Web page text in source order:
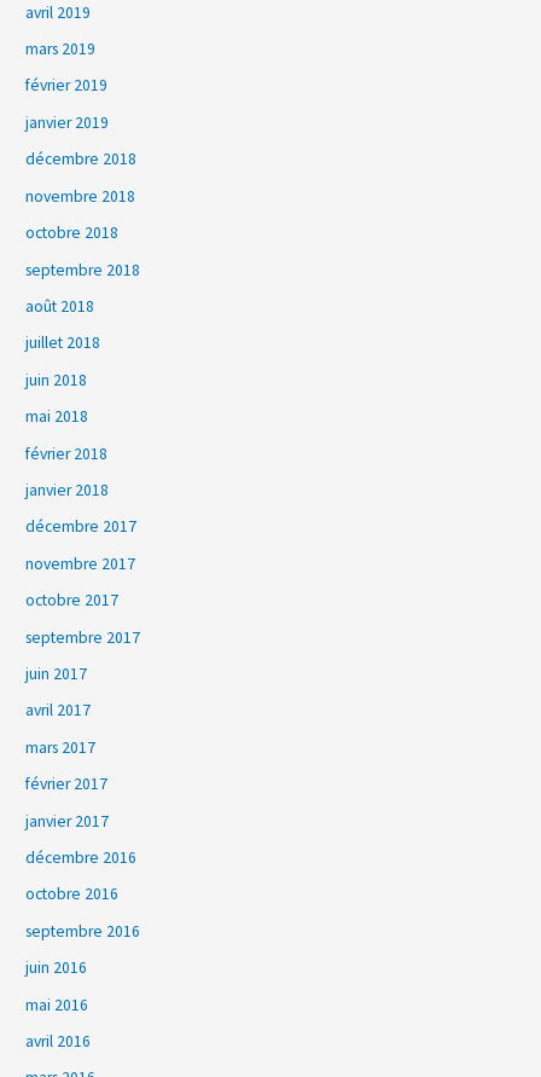
avril 2019
mars 2019
février 2019
janvier 2019
décembre 2018
novembre 2018
octobre 2018
septembre 2018
août 2018
juillet 2018
juin 2018
mai 2018
février 2018
janvier 2018
décembre 2017
novembre 2017
octobre 2017
septembre 2017
juin 2017
avril 2017
mars 2017
février 2017
janvier 2017
décembre 2016
octobre 2016
septembre 2016
juin 2016
mai 2016
avril 2016